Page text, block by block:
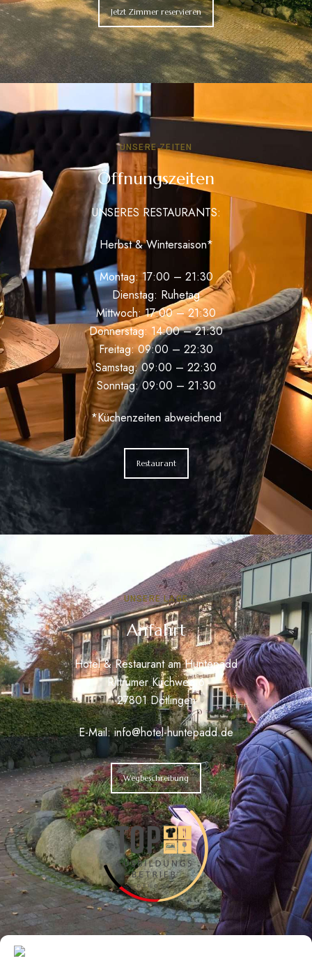
Jetzt Zimmer reservieren
UNSERE ZEITEN
Öffnungszeiten
UNSERES RESTAURANTS:
Herbst & Wintersaison*
Montag: 17:00 – 21:30
Dienstag: Ruhetag
Mittwoch: 17:00 – 21:30
Donnerstag: 14:00 – 21:30
Freitag: 09:00 – 22:30
Samstag: 09:00 – 22:30
Sonntag: 09:00 – 21:30
*Küchenzeiten abweichend
Restaurant
UNSERE LAGE
Anfahrt
Hotel & Restaurant am Huntepadd
Rittrumer Kirchweg 6
27801 Dötlingen
E-Mail:info@hotel-huntepadd.de
Wegbeschreibung